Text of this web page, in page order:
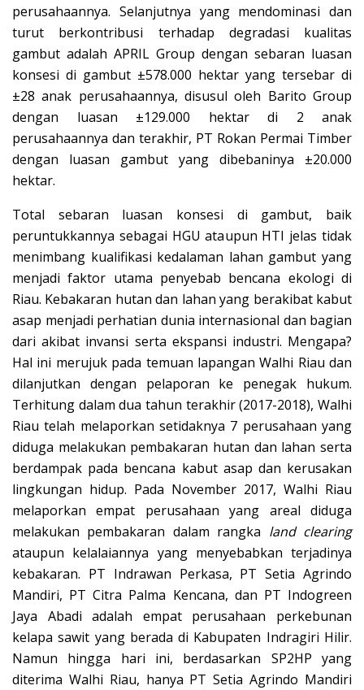
perusahaannya. Selanjutnya yang mendominasi dan
turut berkontribusi terhadap degradasi kualitas
gambut adalah APRIL Group dengan sebaran luasan
konsesi di gambut ±578.000 hektar yang tersebar di
±28 anak perusahaannya, disusul oleh Barito Group
dengan luasan ±129.000 hektar di 2 anak
perusahaannya dan terakhir, PT Rokan Permai Timber
dengan luasan gambut yang dibebaninya ±20.000
hektar.
Total sebaran luasan konsesi di gambut, baik
peruntukkannya sebagai HGU ataupun HTI jelas tidak
menimbang kualifikasi kedalaman lahan gambut yang
menjadi faktor utama penyebab bencana ekologi di
Riau. Kebakaran hutan dan lahan yang berakibat kabut
asap menjadi perhatian dunia internasional dan bagian
dari akibat invansi serta ekspansi industri. Mengapa?
Hal ini merujuk pada temuan lapangan Walhi Riau dan
dilanjutkan dengan pelaporan ke penegak hukum.
Terhitung dalam dua tahun terakhir (2017-2018), Walhi
Riau telah melaporkan setidaknya 7 perusahaan yang
diduga melakukan pembakaran hutan dan lahan serta
berdampak pada bencana kabut asap dan kerusakan
lingkungan hidup. Pada November 2017, Walhi Riau
melaporkan empat perusahaan yang areal diduga
melakukan pembakaran dalam rangka land clearing
ataupun kelalaiannya yang menyebabkan terjadinya
kebakaran. PT Indrawan Perkasa, PT Setia Agrindo
Mandiri, PT Citra Palma Kencana, dan PT Indogreen
Jaya Abadi adalah empat perusahaan perkebunan
kelapa sawit yang berada di Kabupaten Indragiri Hilir.
Namun hingga hari ini, berdasarkan SP2HP yang
diterima Walhi Riau, hanya PT Setia Agrindo Mandiri